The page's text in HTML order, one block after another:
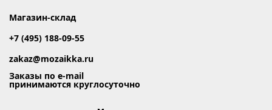
Магазин-склад
+7 (495) 188-09-55
zakaz@mozaikka.ru
Заказы по e-mail
принимаются круглосуточно